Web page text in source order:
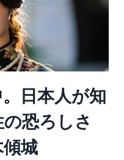
日本人が知
恐ろしさ
城